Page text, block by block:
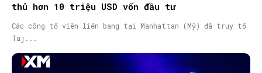
thủ hơn 10 triệu USD vốn đầu tư
Các công tố viên liên bang tại Manhattan (Mỹ) đã truy tố
Taj...